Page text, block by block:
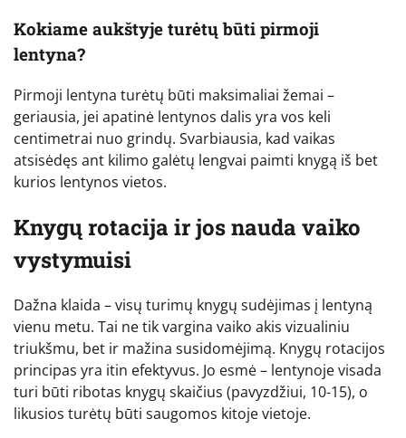
Kokiame aukštyje turėtų būti pirmoji
lentyna?
Pirmoji lentyna turėtų būti maksimaliai žemai –
geriausia, jei apatinė lentynos dalis yra vos keli
centimetrai nuo grindų. Svarbiausia, kad vaikas
atsisėdęs ant kilimo galėtų lengvai paimti knygą iš bet
kurios lentynos vietos.
Knygų rotacija ir jos nauda vaiko
vystymuisi
Dažna klaida – visų turimų knygų sudėjimas į lentyną
vienu metu. Tai ne tik vargina vaiko akis vizualiniu
triukšmu, bet ir mažina susidomėjimą. Knygų rotacijos
principas yra itin efektyvus. Jo esmė – lentynoje visada
turi būti ribotas knygų skaičius (pavyzdžiui, 10-15), o
likusios turėtų būti saugomos kitoje vietoje.